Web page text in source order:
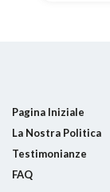
Pagina Iniziale
La Nostra Politica
Testimonianze
FAQ